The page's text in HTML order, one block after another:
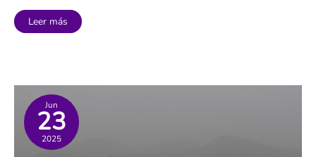
Canarias
encabeza
la
dependencia
con
15.000
personas
con
el
derecho
Leer más
Jun
23
2025